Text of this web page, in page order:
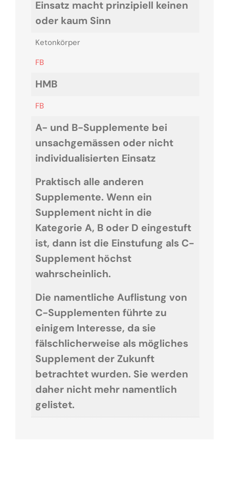
Einsatz macht prinzipiell keinen
oder kaum Sinn
Ketonkörper
FB
HMB
FB
A- und B-Supplemente bei
unsachgemässen oder nicht
individualisierten Einsatz
Praktisch alle anderen
Supplemente. Wenn ein
Supplement nicht in die
Kategorie A, B oder D eingestuft
ist, dann ist die Einstufung als C-
Supplement höchst
wahrscheinlich.
Die namentliche Auflistung von
C-Supplementen führte zu
einigem Interesse, da sie
fälschlicherweise als mögliches
Supplement der Zukunft
betrachtet wurden. Sie werden
daher nicht mehr namentlich
gelistet.